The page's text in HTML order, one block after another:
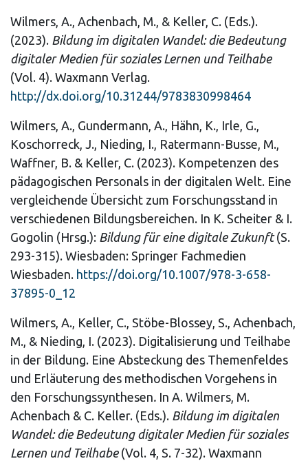
Wilmers, A., Achenbach, M., & Keller, C. (Eds.).
(2023). Bildung im digitalen Wandel: die Bedeutung
digitaler Medien für soziales Lernen und Teilhabe
(Vol. 4). Waxmann Verlag.
http://dx.doi.org/10.31244/9783830998464
Wilmers, A., Gundermann, A., Hähn, K., Irle, G.,
Koschorreck, J., Nieding, I., Ratermann-Busse, M.,
Waffner, B. & Keller, C. (2023). Kompetenzen des
pädagogischen Personals in der digitalen Welt. Eine
vergleichende Übersicht zum Forschungsstand in
verschiedenen Bildungsbereichen. In K. Scheiter & I.
Gogolin (Hrsg.): Bildung für eine digitale Zukunft(S.
293-315). Wiesbaden: Springer Fachmedien
Wiesbaden. https://doi.org/10.1007/978-3-658-
37895-0_12
Wilmers, A., Keller, C., Stöbe-Blossey, S., Achenbach,
M., & Nieding, I. (2023). Digitalisierung und Teilhabe
in der Bildung. Eine Absteckung des Themenfeldes
und Erläuterung des methodischen Vorgehens in
den Forschungssynthesen. In A. Wilmers, M.
Achenbach & C. Keller. (Eds.). Bildung im digitalen
Wandel: die Bedeutung digitaler Medien für soziales
Lernen und Teilhabe(Vol. 4, S. 7-32). Waxmann